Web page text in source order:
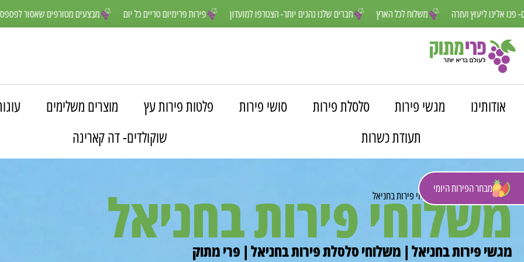
מבצעים פירות פרימיום טריים כל יום חברים שלנו נהנים יותר- הצטרפו למועדון משלוח לכל הארץ פה למענכם- פנו אלינו ליעוץ ועזרה
מבחר הפירות היומי
אודותינו מגשי פירות סלסלת פירות סושי פירות פלטות פירות עץ מוצרים משלימים
תעודת כשרות
שוקולדים- דה קארינה
פרי מתוק» משלוחים»משלוחי פירות בחניאל
משלוחי פירות בחניאל
מגשי פירות בחניאל | משלוחי סלסלת פירות בחניאל | פרי מתוק